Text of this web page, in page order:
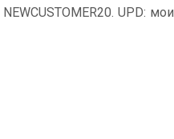
UPD: мои